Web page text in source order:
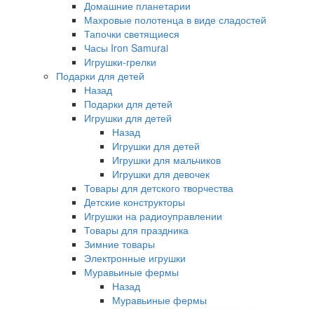
Домашние планетарии
Махровые полотенца в виде сладостей
Тапочки светящиеся
Часы Iron Samurai
Игрушки-грелки
Подарки для детей
Назад
Подарки для детей
Игрушки для детей
Назад
Игрушки для детей
Игрушки для мальчиков
Игрушки для девочек
Товары для детского творчества
Детские конструкторы
Игрушки на радиоуправлении
Товары для праздника
Зимние товары
Электронные игрушки
Муравьиные фермы
Назад
Муравьиные фермы